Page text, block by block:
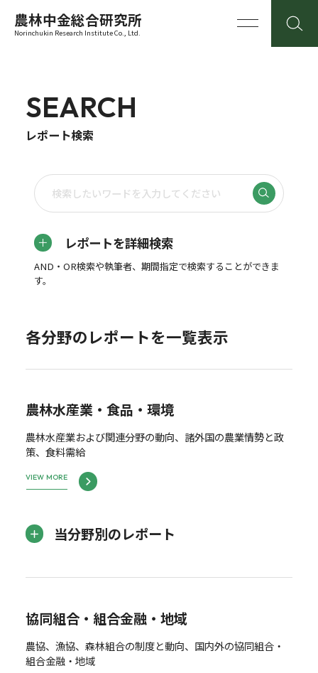
農林中金総合研究所
Norinchukin Research Institute Co., Ltd.
SEARCH
レポート検索
レポートを詳細検索
AND・OR検索や執筆者、期間指定で検索することができま
す。
各分野のレポートを一覧表示
農林水産業・食品・環境
農林水産業および関連分野の動向、諸外国の農業情勢と政
策、食料需給
VIEW MORE
当分野別のレポート
協同組合・組合金融・地域
農協、漁協、森林組合の制度と動向、国内外の協同組合・
組合金融・地域